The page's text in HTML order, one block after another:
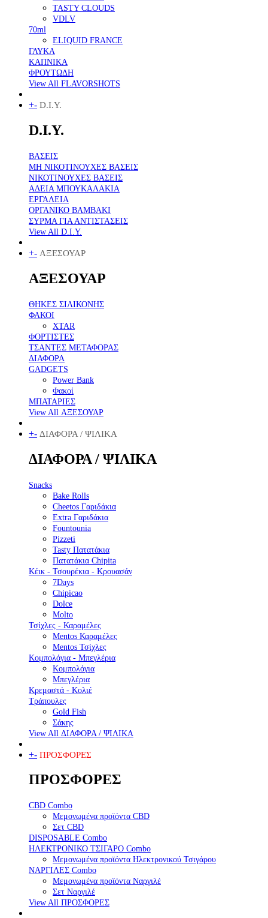
TASTY CLOUDS
VDLV
70ml
ELIQUID FRANCE
ΓΛΥΚΑ
ΚΑΠΝΙΚΑ
ΦΡΟΥΤΩΔΗ
View All FLAVORSHOTS
+- D.I.Y.
D.I.Y.
ΒΑΣΕΙΣ
ΜΗ ΝΙΚΟΤΙΝΟΥΧΕΣ ΒΑΣΕΙΣ
ΝΙΚΟΤΙΝΟΥΧΕΣ ΒΑΣΕΙΣ
ΑΔΕΙΑ ΜΠΟΥΚΑΛΑΚΙΑ
ΕΡΓΑΛΕΙΑ
ΟΡΓΑΝΙΚΟ ΒΑΜΒΑΚΙ
ΣΥΡΜΑ ΓΙΑ ΑΝΤΙΣΤΑΣΕΙΣ
View All D.I.Y.
+- ΑΞΕΣΟΥΑΡ
ΑΞΕΣΟΥΑΡ
ΘΗΚΕΣ ΣΙΛΙΚΟΝΗΣ
ΦΑΚΟΙ
XTAR
ΦΟΡΤΙΣΤΕΣ
ΤΣΑΝΤΕΣ ΜΕΤΑΦΟΡΑΣ
ΔΙΑΦΟΡΑ
GADGETS
Power Bank
Φακοί
ΜΠΑΤΑΡΙΕΣ
View All ΑΞΕΣΟΥΑΡ
+- ΔΙΑΦΟΡΑ / ΨΙΛΙΚΑ
ΔΙΑΦΟΡΑ / ΨΙΛΙΚΑ
Snacks
Bake Rolls
Cheetos Γαριδάκια
Extra Γαριδάκια
Fountounia
Pizzeti
Tasty Πατατάκια
Πατατάκια Chipita
Κέικ - Τσουρέκια - Κρουασάν
7Days
Chipicao
Dolce
Molto
Τσίχλες - Καραμέλες
Mentos Καραμέλες
Mentos Τσίχλες
Κομπολόγια - Μπεγλέρια
Κομπολόγια
Μπεγλέρια
Κρεμαστά - Κολιέ
Τράπουλες
Gold Fish
Σάκης
View All ΔΙΑΦΟΡΑ / ΨΙΛΙΚΑ
+- ΠΡΟΣΦΟΡΕΣ
ΠΡΟΣΦΟΡΕΣ
CBD Combo
Μεμονωμένα προϊόντα CBD
Σετ CBD
DISPOSABLE Combo
ΗΛΕΚΤΡΟΝΙΚΟ ΤΣΙΓΑΡΟ Combo
Μεμονωμένα προϊόντα Ηλεκτρονικού Τσιγάρου
ΝΑΡΓΙΛΕΣ Combo
Μεμονωμένα προϊόντα Ναργιλέ
Σετ Ναργιλέ
View All ΠΡΟΣΦΟΡΕΣ